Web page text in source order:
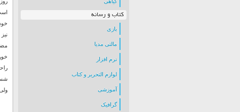
کتاب و رسانه
بازی
مالتی مدیا
نرم افزار
لوازم التحریر و کتاب
آموزشی
گرافیک